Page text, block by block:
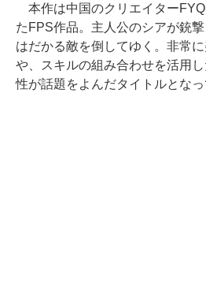
本作は中国のクリエイター
たFPS作品。主人公のシアが銃
はだかる敵を倒してゆく。非常
や、スキルの組み合わせを活用
性が話題をよんだタイトルとなっ